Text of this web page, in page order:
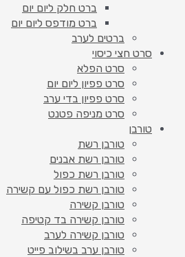
ברט חלק ליום יום
ברט מודפס ליום יום
ברטים לערב
סרט חצי כיסוי
סרט הפלא
סרט פפיון ליום יום
סרט פפיון בדי ערב
סרט מניפה פטנט
טורבן
טורבן רשת
טורבן רשת אבנים
טורבן רשת כפול
טורבן רשת כפול עם קשירה
טורבן קשירה
טורבן קשירה בד קטיפה
טורבן קשירה לערב
טורבן ערב בשילוב פייט